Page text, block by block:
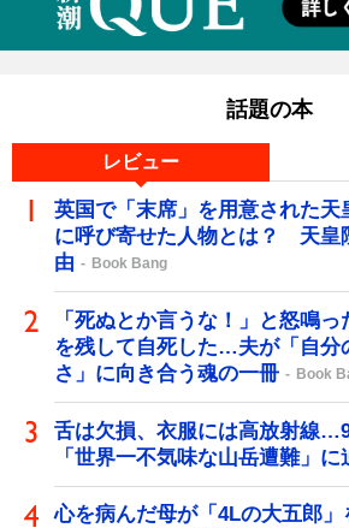
話題の本
レビュー
英国で「末席」を用意された天
に呼び寄せた人物とは？ 天皇
由
Book Bang
「死ぬとか言うな！」と怒鳴
を残して自死した…夫が「自分
さ」に向き合う魂の一冊
Book
舌は欠損、衣服には高放射線
「世界一不気味な山岳遭難」に
心を病んだ母が「4Lの大五郎